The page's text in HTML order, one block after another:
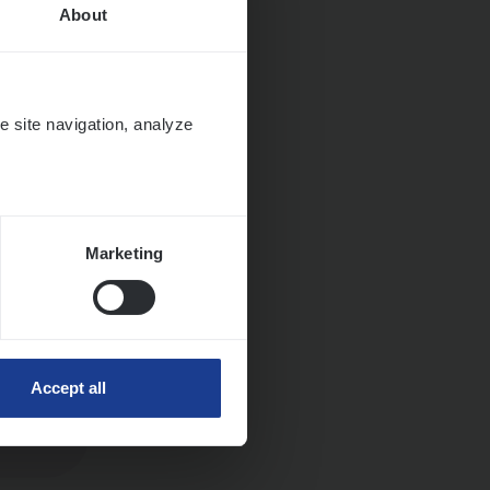
About
site navigation, analyze
Marketing
Accept all